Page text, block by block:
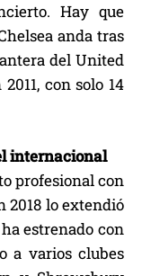
Hay que
anda tras
del United
con solo 14
internacional
profesional con
2018 lo extendió
estrenado con
a varios clubes